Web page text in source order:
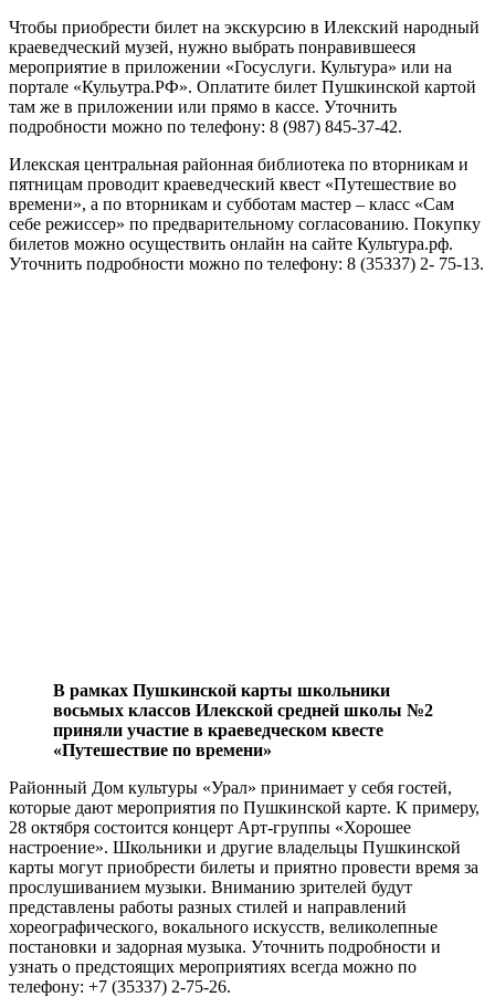
Чтобы приобрести билет на экскурсию в Илекский народный
краеведческий музей, нужно выбрать понравившееся
мероприятие в приложении «Госуслуги. Культура» или на
портале «Кульутра.РФ». Оплатите билет Пушкинской картой
там же в приложении или прямо в кассе. Уточнить
подробности можно по телефону: 8 (987) 845-37-42.
Илекская центральная районная библиотека по вторникам и
пятницам проводит краеведческий квест «Путешествие во
времени», а по вторникам и субботам мастер – класс «Сам
себе режиссер» по предварительному согласованию. Покупку
билетов можно осуществить онлайн на сайте Культура.рф.
Уточнить подробности можно по телефону: 8 (35337) 2- 75-13.
В рамках Пушкинской карты школьники
восьмых классов Илекской средней школы №2
приняли участие в краеведческом квесте
«Путешествие по времени»
Районный Дом культуры «Урал» принимает у себя гостей,
которые дают мероприятия по Пушкинской карте. К примеру,
28 октября состоится концерт Арт-группы «Хорошее
настроение». Школьники и другие владельцы Пушкинской
карты могут приобрести билеты и приятно провести время за
прослушиванием музыки. Вниманию зрителей будут
представлены работы разных стилей и направлений
хореографического, вокального искусств, великолепные
постановки и задорная музыка. Уточнить подробности и
узнать о предстоящих мероприятиях всегда можно по
телефону: +7 (35337) 2-75-26.